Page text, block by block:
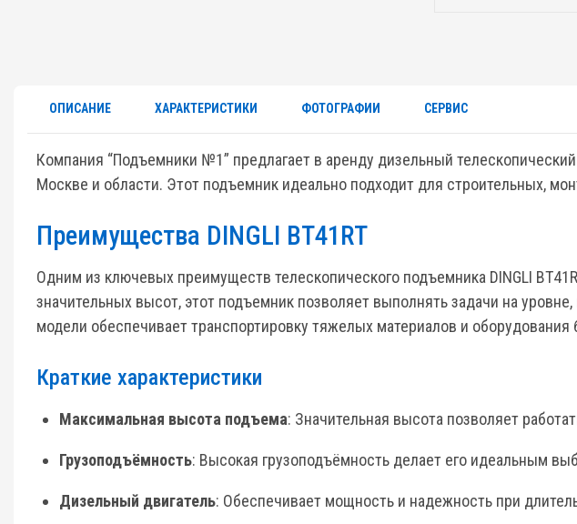
ОПИСАНИЕ ХАРАКТЕРИСТИКИ ФОТОГРАФИИ СЕРВИС
Компания “Подъемники №1” предлагает в аренду дизельный
Москве и области. Этот подъемник идеально подходит для строительных,
Преимущества DINGLI BT41RT
Одним из ключевых преимуществ телескопического подъемника DINGLI
значительных высот, этот подъемник позволяет выполнять задачи на
модели обеспечивает транспортировку тяжелых материалов и оборудования
Краткие характеристики
Максимальная высота подъема: Значительная высота позволяет
Грузоподъёмность: Высокая грузоподъёмность делает его идеальным
Дизельный двигатель: Обеспечивает мощность и надежность при